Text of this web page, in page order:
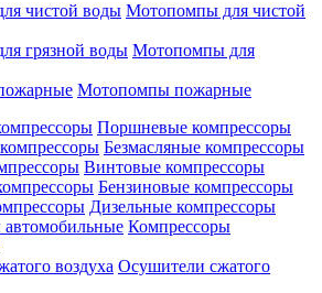
Мотопомпы для чистой
Мотопомпы для
Мотопомпы пожарные
Поршневые компрессоры
Безмасляные компрессоры
Винтовые компрессоры
Бензиновые компрессоры
Дизельные компрессоры
Компрессоры
Осушители сжатого